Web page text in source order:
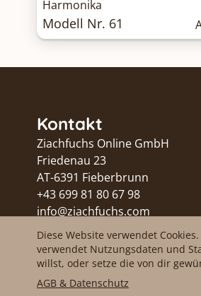
Modell Nr. 61
Kontakt
Ziachfuchs Online GmbH
Friedenau 23
AT-6391 Fieberbrunn
+43 699 81 80 67 98
info@ziachfuchs.com
UID ATU79433917
Diese Website verwendet
verwendet Nutzungsdaten und
willst, oder setze die von dir
AGB & Datenschutz